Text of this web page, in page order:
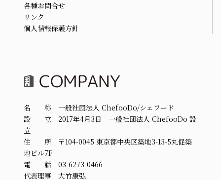
各種お問合せ
リンク
個人情報保護方針
名 称 一般社団法人 ChefooDo/シェフード
設 立 2017年4月3日 一般社団法人 ChefooDo 設
立
住 所 〒104-0045 東京都中央区築地3-13-5丸促築
地ビル7F
電 話 03-6273-0466
代表理事 大竹康弘